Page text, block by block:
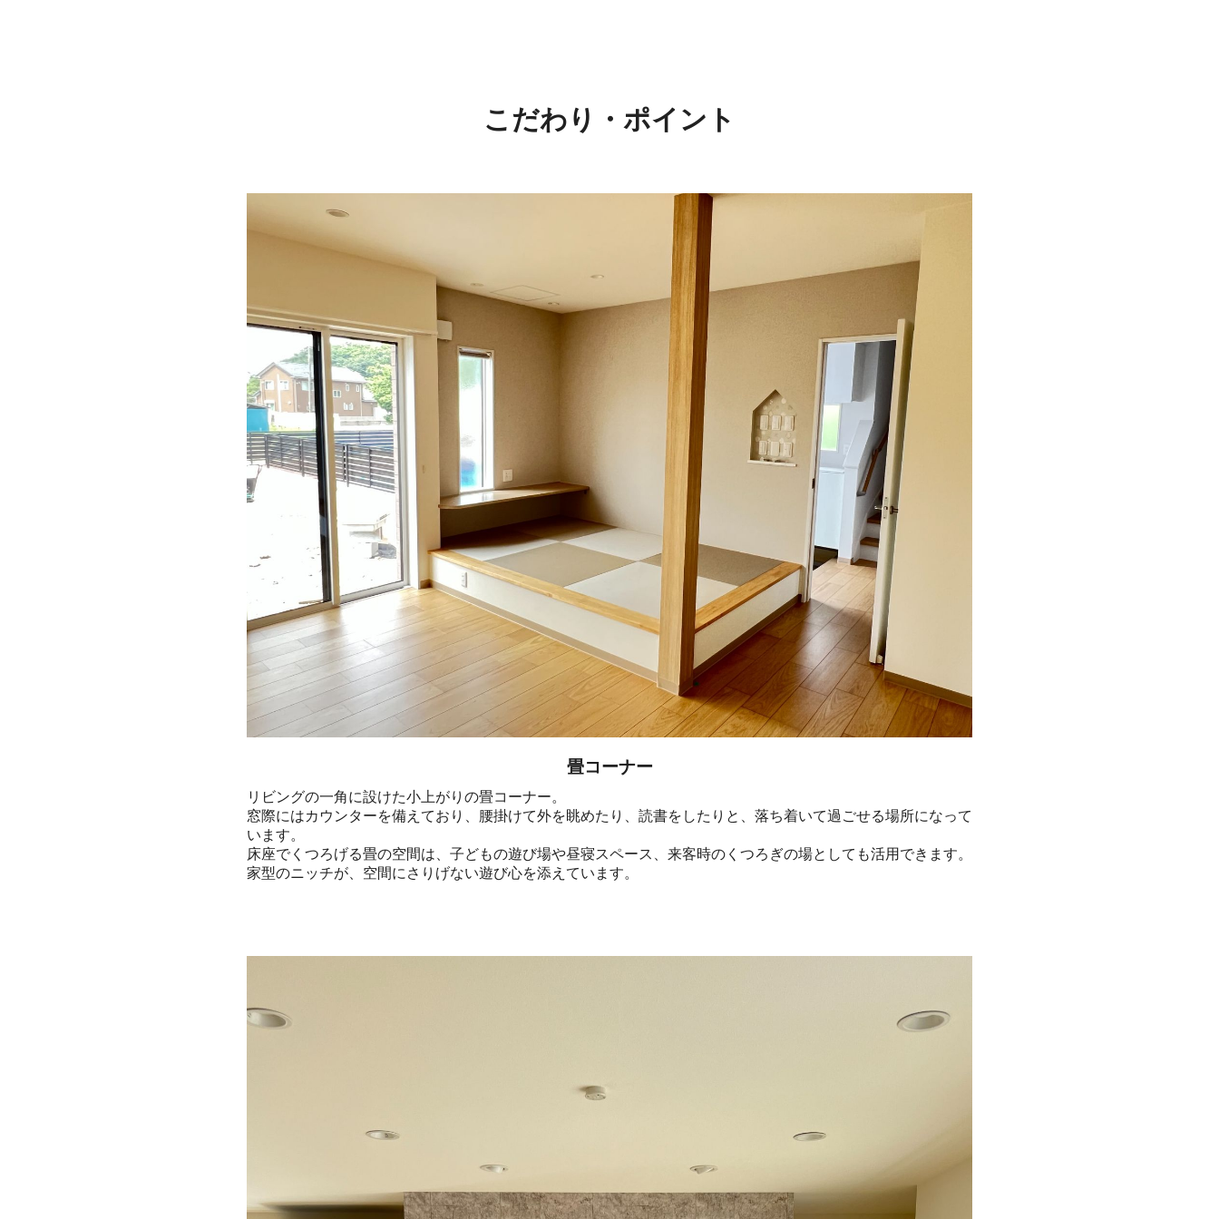
こだわり・ポイント
畳コーナー
リビングの一角に設けた小上がりの畳コーナー。
窓際にはカウンターを備えており、腰掛けて外を眺めたり、読書をしたりと、落ち着いて過ごせる場所になって
います。
床座でくつろげる畳の空間は、子どもの遊び場や昼寝スペース、来客時のくつろぎの場としても活用できます。
家型のニッチが、空間にさりげない遊び心を添えています。